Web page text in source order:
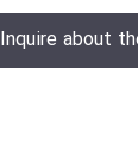
Inquire about